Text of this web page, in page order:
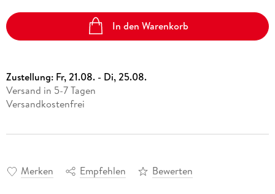
In den Warenkorb
Zustellung: Fr, 21.08. - Di, 25.08.
Versand in 5-7 Tagen
Versandkostenfrei
Merken Empfehlen Bewerten